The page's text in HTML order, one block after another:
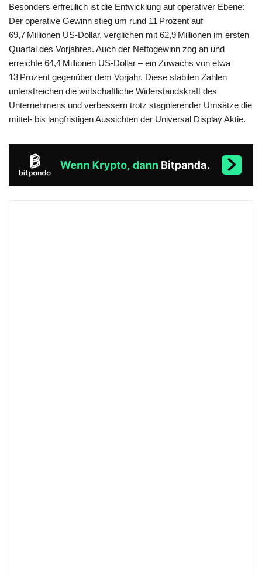
Besonders erfreulich ist die Entwicklung auf operativer Ebene:
Der operative Gewinn stieg um rund 11 Prozent auf
69,7 Millionen US-Dollar, verglichen mit 62,9 Millionen im ersten
Quartal des Vorjahres. Auch der Nettogewinn zog an und
erreichte 64,4 Millionen US-Dollar – ein Zuwachs von etwa
13 Prozent gegenüber dem Vorjahr. Diese stabilen Zahlen
unterstreichen die wirtschaftliche Widerstandskraft des
Unternehmens und verbessern trotz stagnierender Umsätze die
mittel- bis langfristigen Aussichten der Universal Display Aktie.